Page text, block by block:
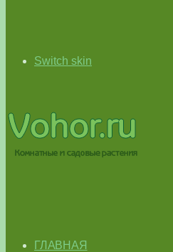
Switch skin
ГЛАВНАЯ